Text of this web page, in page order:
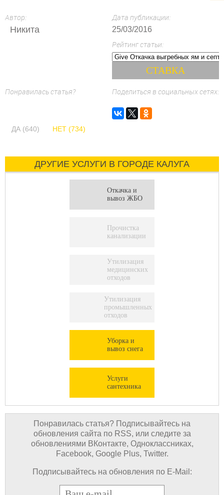
Автор:
Никита
Дата публикации:
25/03/2016
Рейтинг статьи:
Понравилась статья?
ДА (640) НЕТ (734)
Поделиться в социальных сетях:
ДРУГИЕ УСЛУГИ В ГОРОДЕ КАЛУГА
Откачка и
вывоз ЖБО
Прочистка
канализации
Утилизация
медицинских
отходов
Утилизация
промышленных
отходов
Уборка и
вывоз снега
Услуги
сантехника
Понравилась статья? Подписывайтесь на
обновления сайта по RSS, или следите за
обновлениями ВКонтакте, Одноклассниках,
Facebook, Google Plus, Twitter.
Подписывайтесь на обновления по E-Mail:
E-mail